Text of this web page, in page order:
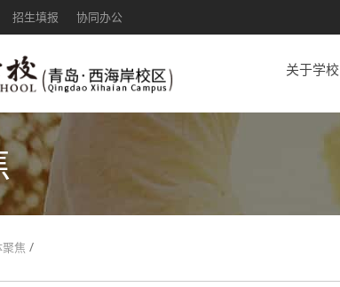
招生填报 协同办公
关于学校
焦 /